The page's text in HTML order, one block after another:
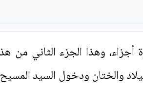
وهذا الجزء الثاني من
والختان ودخول السيد